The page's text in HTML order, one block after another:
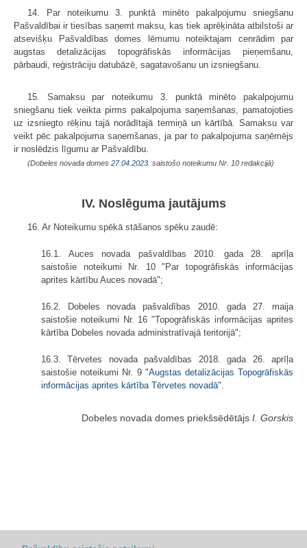
14. Par noteikumu 3. punktā minēto pakalpojumu sniegšanu
Pašvaldībai ir tiesības saņemt maksu, kas tiek aprēķināta atbilstoši ar
atsevišķu Pašvaldības domes lēmumu noteiktajam cenrādim par
augstas detalizācijas topogrāfiskās informācijas pieņemšanu,
pārbaudi, reģistrāciju datubāzē, sagatavošanu un izsniegšanu.
15. Samaksu par noteikumu 3. punktā minēto pakalpojumu
sniegšanu tiek veikta pirms pakalpojuma saņemšanas, pamatojoties
uz izsniegto rēķinu tajā norādītajā termiņā un kārtībā. Samaksu var
veikt pēc pakalpojuma saņemšanas, ja par to pakalpojuma saņēmējs
ir noslēdzis līgumu ar Pašvaldību.
(Dobeles novada domes 27.04.2023. saistošo noteikumu Nr. 10 redakcijā)
IV. Noslēguma jautājums
16. Ar Noteikumu spēkā stāšanos spēku zaudē:
16.1. Auces novada pašvaldības 2010. gada 28. aprīļa
saistošie noteikumi Nr. 10 "Par topogrāfiskās informācijas
aprites kārtību Auces novadā";
16.2. Dobeles novada pašvaldības 2010. gada 27. maija
saistošie noteikumi Nr. 16 "Topogrāfiskās informācijas aprites
kārtība Dobeles novada administratīvajā teritorijā";
16.3. Tērvetes novada pašvaldības 2018. gada 26. aprīļa
saistošie noteikumi Nr. 9 "Augstas detalizācijas Topogrāfiskās
informācijas aprites kārtība Tērvetes novadā".
Dobeles novada domes priekšsēdētājs I. Gorskis